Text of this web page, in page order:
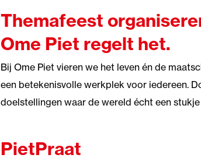
Themafeest
Ome Piet regelt het.
Bij Ome Piet vieren we het leven én de
een betekenisvolle werkplek voor iedereen.
doelstellingen waar de wereld écht een
PietPraat